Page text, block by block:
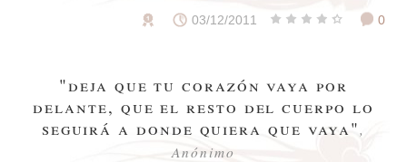
03/12/2011 0
"deja que tu corazón vaya por
delante, que el resto del cuerpo lo
seguirá a donde quiera que vaya",
Anónimo